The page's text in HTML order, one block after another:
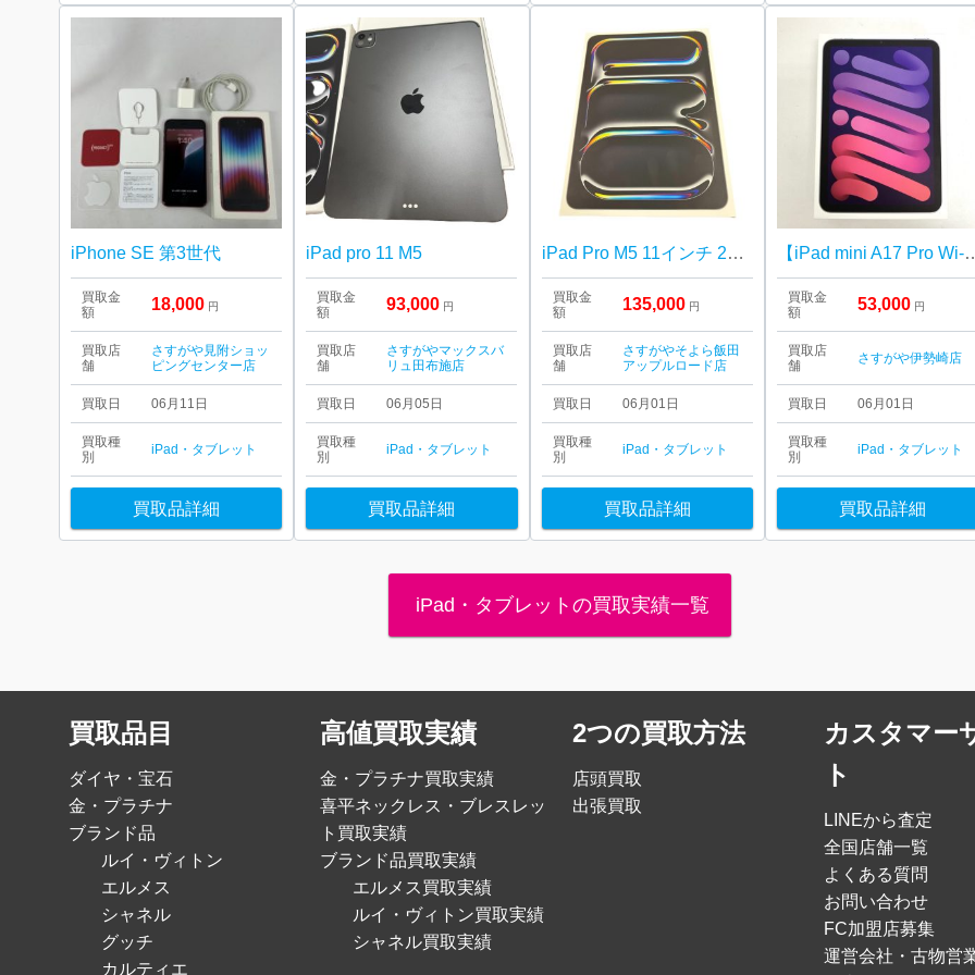
iPhone SE 第3世代
買取金
額
18,000 円
買取店
舗
さすがや見附ショッ
ピングセンター店
買取日 06月11日
買取種
別
iPad・タブレット
買取品詳細
iPad pro 11 M5
買取金
額
93,000 円
買取店
舗
さすがやマックスバ
リュ田布施店
買取日 06月05日
買取種
別
iPad・タブレット
買取品詳細
iPad Pro M5 11インチ 256GB
買取金
額
135,000 円
買取店
舗
さすがやそよら飯田
アップルロード店
買取日 06月01日
買取種
別
iPad・タブレット
買取品詳細
【iPad mini A17 Pro Wi-Fiモデル
買取金
額
53,000 円
買取店
舗
さすがや伊勢崎店
買取日 06月01日
買取種
別
iPad・タブレット
買取品詳細
iPad・タブレットの買取実績一覧
買取品目
ダイヤ・宝石
金・プラチナ
ブランド品
ルイ・ヴィトン
エルメス
シャネル
グッチ
カルティエ
高値買取実績
金・プラチナ買取実績
喜平ネックレス・ブレスレッ
ト買取実績
ブランド品買取実績
エルメス買取実績
ルイ・ヴィトン買取実績
シャネル買取実績
2つの買取方法
店頭買取
出張買取
カスタマー
ト
LINEから査定
全国店舗一覧
よくある質問
お問い合わせ
FC加盟店募集
運営会社・古物営